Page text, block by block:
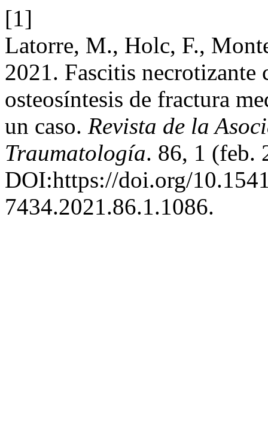
[1]
Latorre, M., Holc, F.,
2021. Fascitis
osteosíntesis de fractura
un caso. Revista de la
Traumatología. 86, 1 (feb.
DOI:https://doi.org/
7434.2021.86.1.1086.